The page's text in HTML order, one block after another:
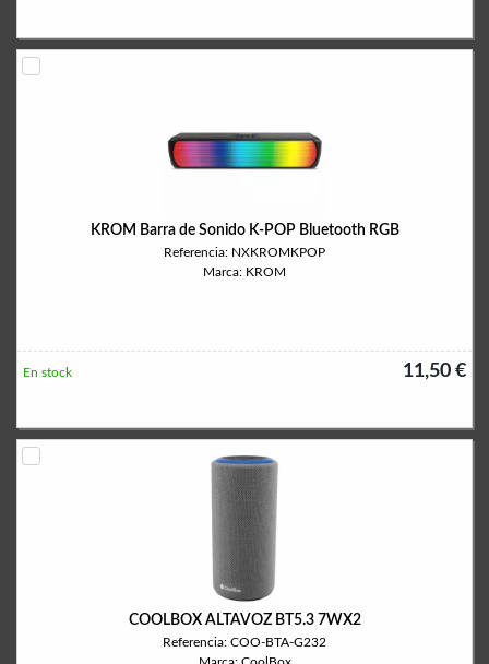
KROM Barra de Sonido K-POP Bluetooth RGB
Referencia: NXKROMKPOP
Marca: KROM
11,50 €
En stock
COOLBOX ALTAVOZ BT5.3 7WX2
Referencia: COO-BTA-G232